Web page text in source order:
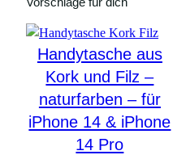
Vorschläge für dich
Handytasche aus
Kork und Filz –
naturfarben – für
iPhone 14 & iPhone
14 Pro